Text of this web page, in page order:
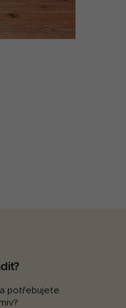
potřebujete